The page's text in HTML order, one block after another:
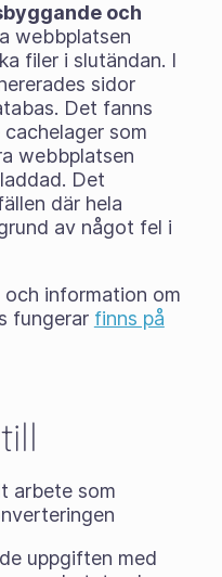
och
webbplatsen
filer i slutändan. I
sidor
Det fanns
som
webbplatsen
Det
där hela
av något fel i
information om
fungerar finns på
arbete som
uppgiften med